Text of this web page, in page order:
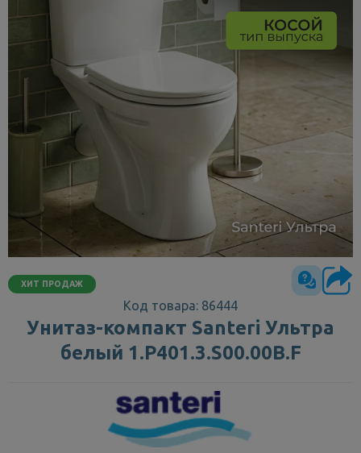
ХИТ ПРОДАЖ
Код товара: 86444
Унитаз-компакт Santeri Ультра
белый 1.P401.3.S00.00B.F